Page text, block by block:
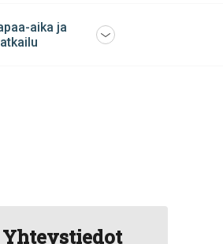
aika ja
Avaa
Yhteystiedot